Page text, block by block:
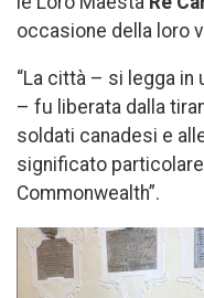
occasione della loro
“La città – si legga in
– fu liberata dalla
soldati canadesi e
significato
Commonwealth”.